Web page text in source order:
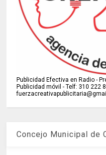
Publicidad Efectiva en Radio -
Publicidad móvil - Telf: 310 222
Concejo Municipal de